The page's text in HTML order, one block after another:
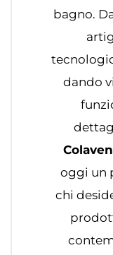
bagno.
dando
oggi un
chi